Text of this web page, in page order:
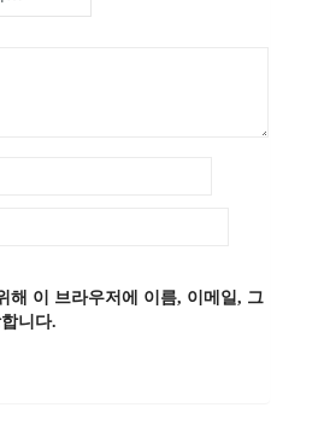
해 이 브라우저에 이름, 이메일, 그
니다.